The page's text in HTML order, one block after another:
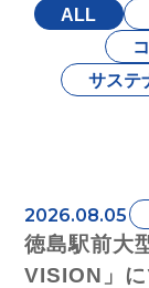
ALL
サステ
2026.08.05
徳島駅前大
VISION」